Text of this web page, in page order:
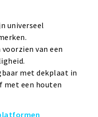
universeel
van een
met dekplaat in
met een houten